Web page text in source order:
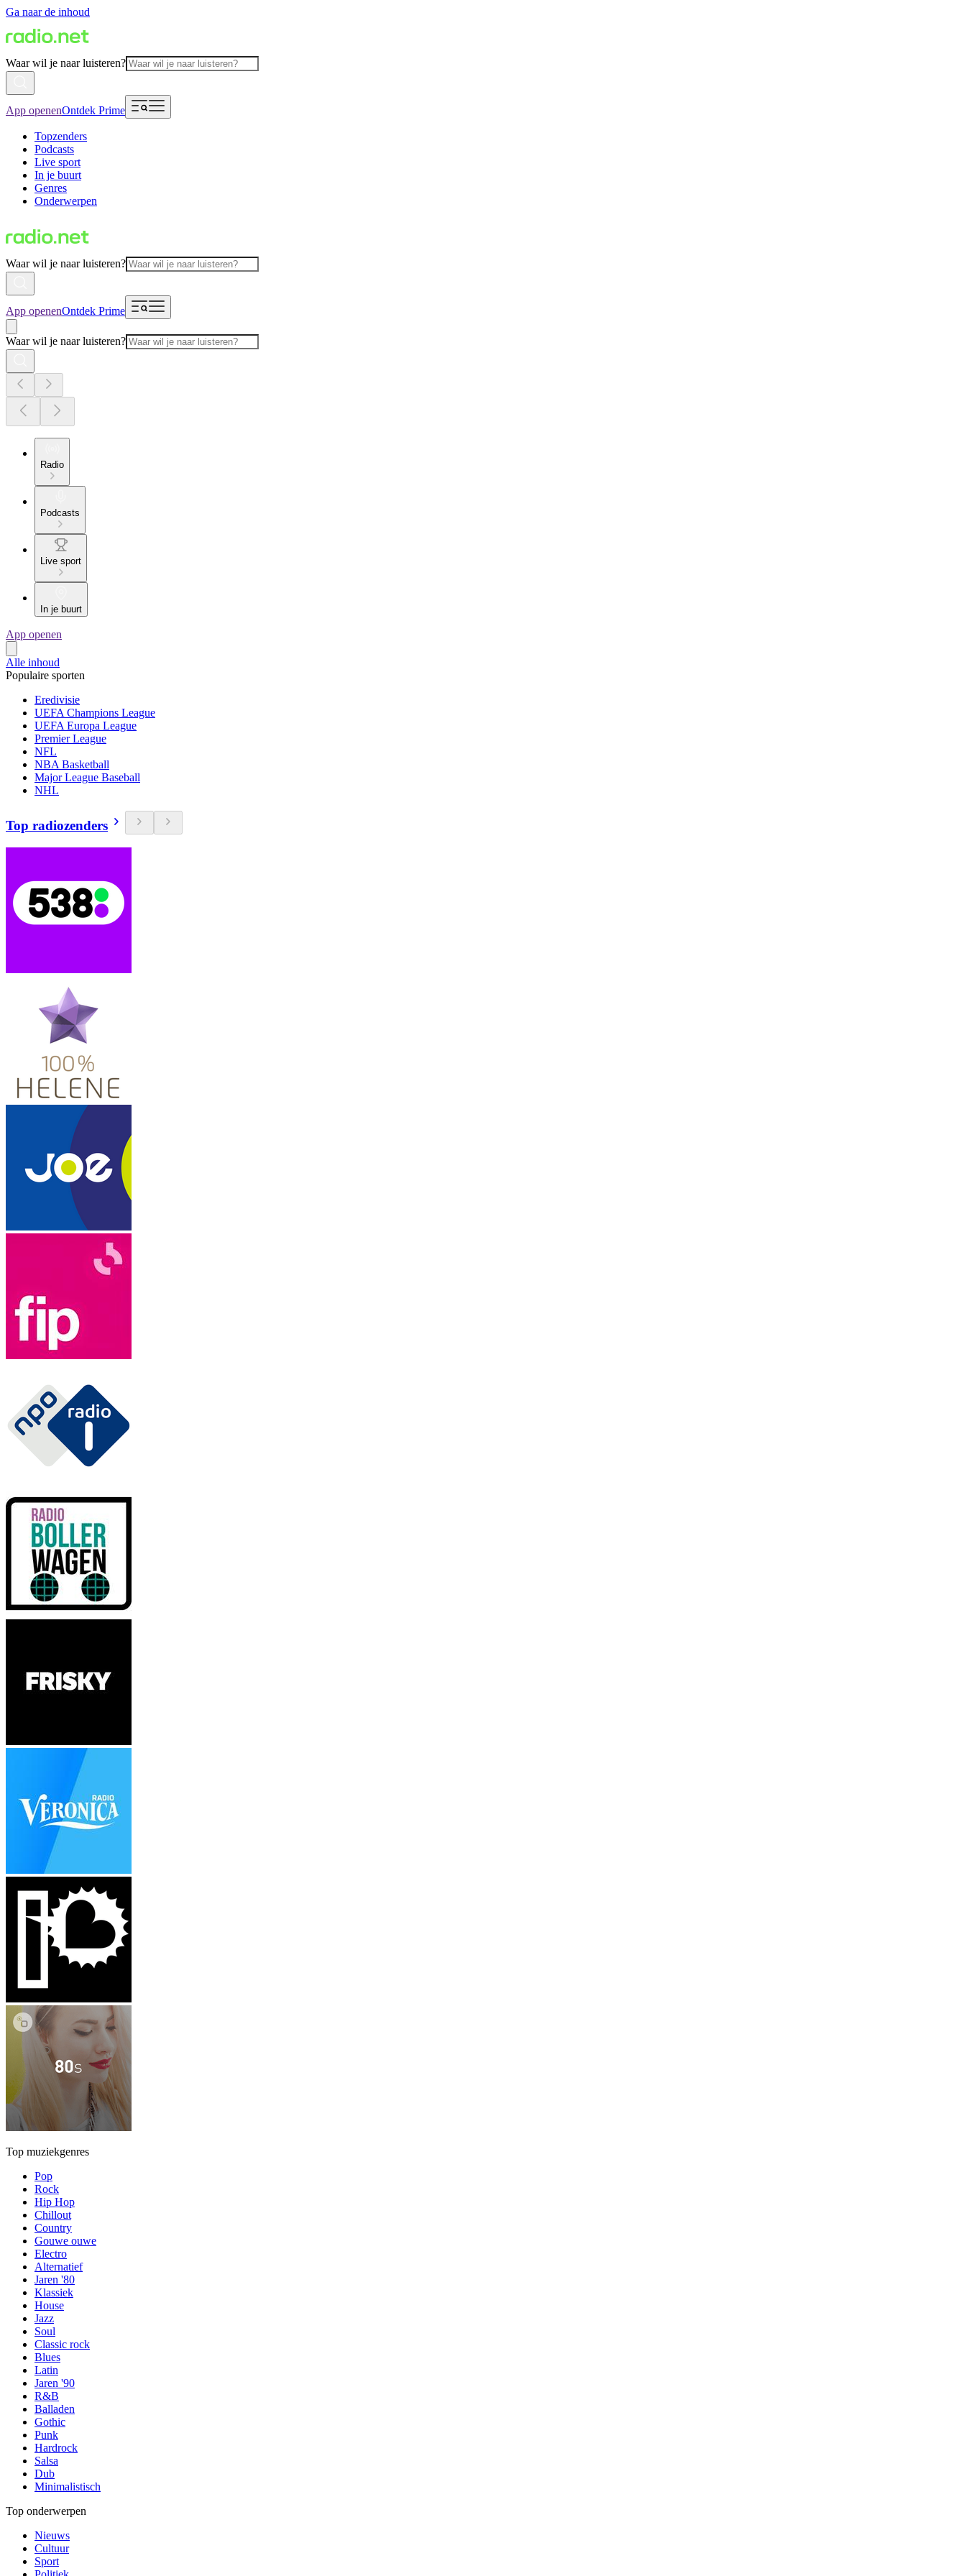
Ga naar de inhoud
Waar wil je naar luisteren?
App openenOntdek Prime
Topzenders
Podcasts
Live sport
In je buurt
Genres
Onderwerpen
Waar wil je naar luisteren?
App openenOntdek Prime
Waar wil je naar luisteren?
Radio
Podcasts
Live sport
In je buurt
App openen
Alle inhoud
Populaire sporten
Eredivisie
UEFA Champions League
UEFA Europa League
Premier League
NFL
NBA Basketball
Major League Baseball
NHL
Top radiozenders
Top muziekgenres
Pop
Rock
Hip Hop
Chillout
Country
Gouwe ouwe
Electro
Alternatief
Jaren '80
Klassiek
House
Jazz
Soul
Classic rock
Blues
Latin
Jaren '90
R&B
Balladen
Gothic
Punk
Hardrock
Salsa
Dub
Minimalistisch
Top onderwerpen
Nieuws
Cultuur
Sport